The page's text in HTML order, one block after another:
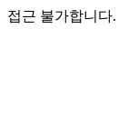
접근 불가합니다.